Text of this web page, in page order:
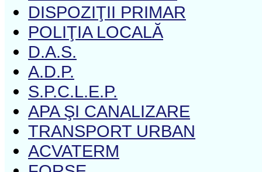
DISPOZIŢII PRIMAR
POLIŢIA LOCALĂ
D.A.S.
A.D.P.
S.P.C.L.E.P.
APA ŞI CANALIZARE
TRANSPORT URBAN
ACVATERM